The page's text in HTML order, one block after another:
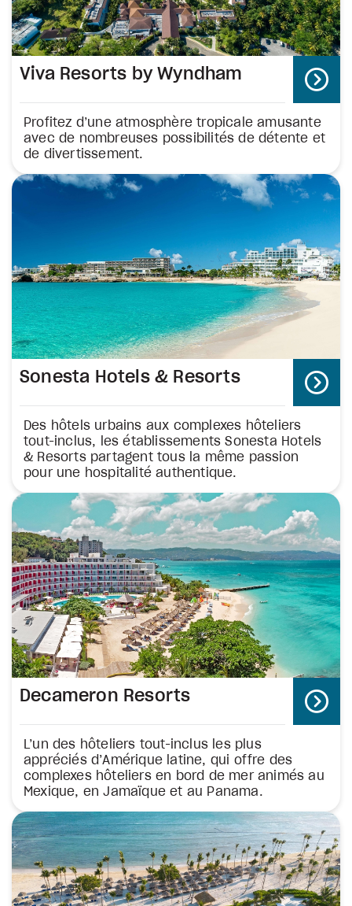
Viva Resorts by Wyndham
Profitez d’une atmosphère tropicale amusante
avec de nombreuses possibilités de détente et
de divertissement.
Sonesta Hotels & Resorts
Des hôtels urbains aux complexes hôteliers
tout-inclus, les établissements Sonesta Hotels
& Resorts partagent tous la même passion
pour une hospitalité authentique.
Decameron Resorts
L’un des hôteliers tout-inclus les plus
appréciés d’Amérique latine, qui offre des
complexes hôteliers en bord de mer animés au
Mexique, en Jamaïque et au Panama.